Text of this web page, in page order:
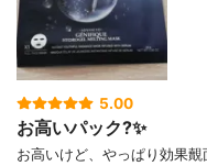
5.00
お高いパック?✨
お高いけど、やっぱり効果覿